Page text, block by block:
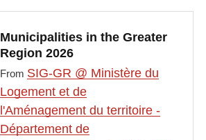
Municipalities in the Greater
Region 2026
From SIG-GR @ Ministère du
Logement et de
l'Aménagement du territoire -
Département de